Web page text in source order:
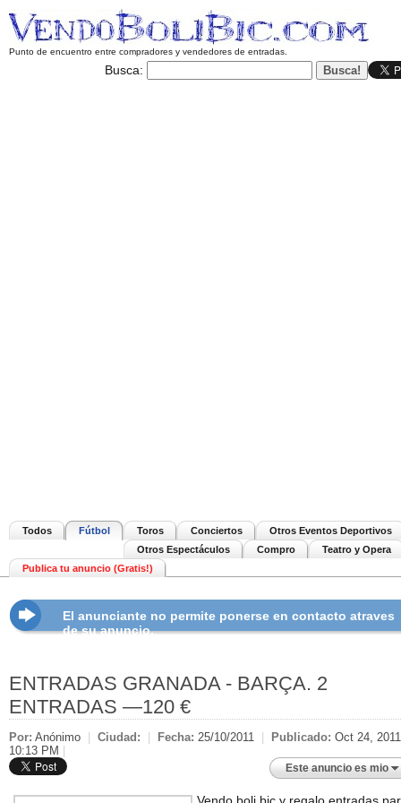
Punto de encuentro entre compradores y vendedores de entradas.
Busca:
Todos Fútbol Toros Conciertos
Otros Eventos Deportivos
Otros Espectáculos
Compro
Teatro y Opera
Publica tu anuncio (Gratis!)
El anunciante no permite ponerse en contacto atraves
de su anuncio.
ENTRADAS GRANADA - BARÇA. 2
ENTRADAS —120 €
Por: Anónimo Ciudad: Fecha: 25/10/2011 Publicado: Oct 24, 2011
10:13 PM
Este anuncio es mio